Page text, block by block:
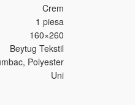
Crem
1 piesa
160×260
Beytug Tekstil
Polyester
Uni